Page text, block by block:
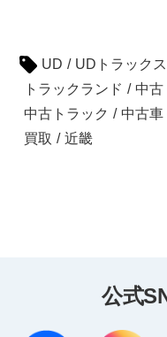
UD / UDトラックス
トラックランド / 中古
中古トラック / 中古車
買取 / 近畿
公式